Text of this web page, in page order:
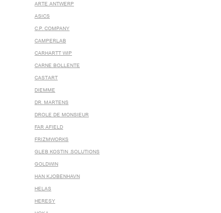
ARTE ANTWERP
ASICS
C.P. COMPANY
CAMPERLAB
CARHARTT WIP
CARNE BOLLENTE
CASTART
DIEMME
DR. MARTENS
DROLE DE MONSIEUR
FAR AFIELD
FRIZMWORKS
GLEB KOSTIN .SOLUTIONS
GOLDWIN
HAN KJOBENHAVN
HELAS
HERESY